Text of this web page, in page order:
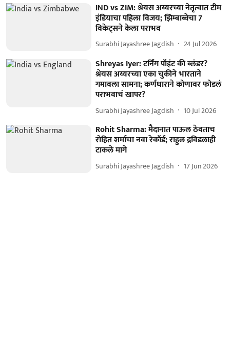
IND vs ZIM: श्रेयस अय्यरच्या नेतृत्वात टीम
इंडियाचा पहिला विजय; झिम्बाब्वेचा 7
विकेट्सने केला पराभव
Surabhi Jayashree Jagdish 24 Jul 2026
Shreyas Iyer: टर्निंग पॉइंट की ब्लंडर?
श्रेयस अय्यरच्या एका चुकीने भारताने
गमावला सामना; कर्णधाराने कोणावर फोडलं
पराभवाचं खापर?
Surabhi Jayashree Jagdish 10 Jul 2026
Rohit Sharma: मैदानात पाऊल ठेवताच
रोहित शर्माचा नवा रेकॉर्ड; राहुल द्रविडलाही
टाकले मागे
Surabhi Jayashree Jagdish 17 Jun 2026